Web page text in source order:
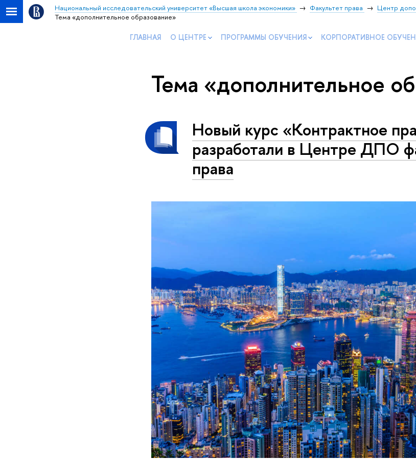
Национальный исследовательский университет «Высшая школа экономики» Факультет права Центр
Тема «дополнительное образование»
ГЛАВНАЯ О ЦЕНТРЕ ПРОГРАММЫ ОБУЧЕНИЯ КОРПОРАТИВНОЕ
Тема «дополнительное
Новый курс «Контрактное
разработали в Центре ДПО
права